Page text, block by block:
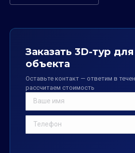
Заказать 3D-тур
объекта
Оставьте контакт — ответим в
рассчитаем стоимость